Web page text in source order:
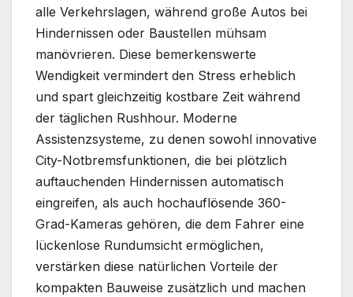
alle Verkehrslagen, während große Autos bei
Hindernissen oder Baustellen mühsam
manövrieren. Diese bemerkenswerte
Wendigkeit vermindert den Stress erheblich
und spart gleichzeitig kostbare Zeit während
der täglichen Rushhour. Moderne
Assistenzsysteme, zu denen sowohl innovative
City-Notbremsfunktionen, die bei plötzlich
auftauchenden Hindernissen automatisch
eingreifen, als auch hochauflösende 360-
Grad-Kameras gehören, die dem Fahrer eine
lückenlose Rundumsicht ermöglichen,
verstärken diese natürlichen Vorteile der
kompakten Bauweise zusätzlich und machen